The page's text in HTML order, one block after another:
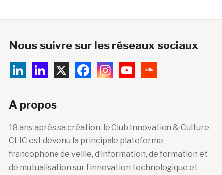
Nous suivre sur les réseaux sociaux
A propos
18 ans après sa création, le Club Innovation & Culture
CLIC est devenu la principale plateforme
francophone de veille, d’information, de formation et
de mutualisation sur l’innovation technologique et